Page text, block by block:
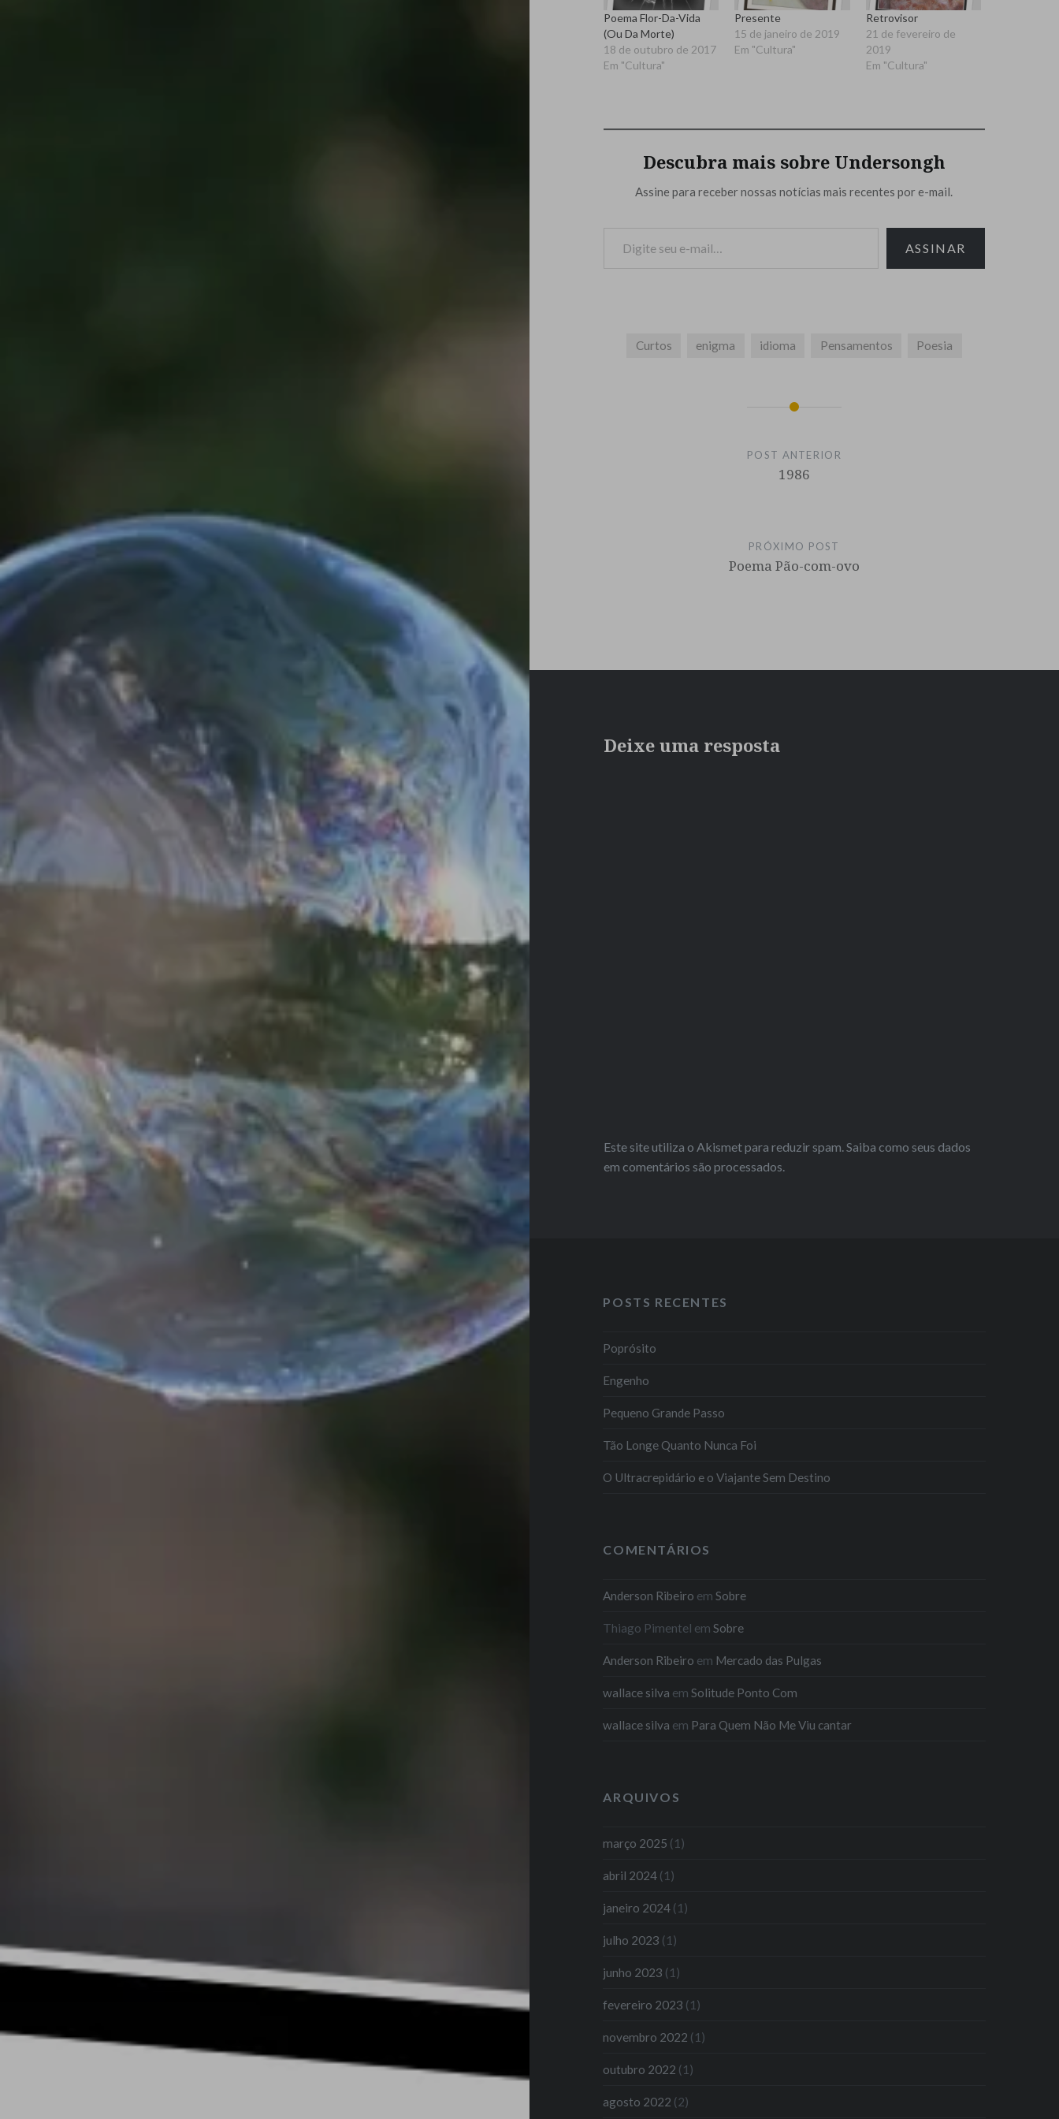
Poema Flor-Da-Vida
(Ou Da Morte)
18 de outubro de 2017
Em "Cultura"
Presente
15 de janeiro de 2019
Em "Cultura"
Retrovisor
21 de fevereiro de
2019
Em "Cultura"
Descubra mais sobre Undersongh
Assine para receber nossas notícias mais recentes por e-mail.
ASSINAR
Curtos enigma idioma Pensamentos Poesia
POST ANTERIOR
1986
PRÓXIMO POST
Poema Pão-com-ovo
Deixe uma resposta
Este site utiliza o Akismet para reduzir spam.Saiba como seus dados
em comentários são processados.
POSTS RECENTES
Poprósito
Engenho
Pequeno Grande Passo
Tão Longe Quanto Nunca Foi
O Ultracrepidário e o Viajante Sem Destino
COMENTÁRIOS
Anderson Ribeiro emSobre
Thiago Pimentel emSobre
Anderson Ribeiro em Mercado das Pulgas
wallace silva emSolitude Ponto Com
wallace silva em Para Quem Não Me Viu cantar
ARQUIVOS
março 2025 (1)
abril 2024 (1)
janeiro 2024 (1)
julho 2023 (1)
junho 2023 (1)
fevereiro 2023 (1)
novembro 2022 (1)
outubro 2022 (1)
agosto 2022 (2)